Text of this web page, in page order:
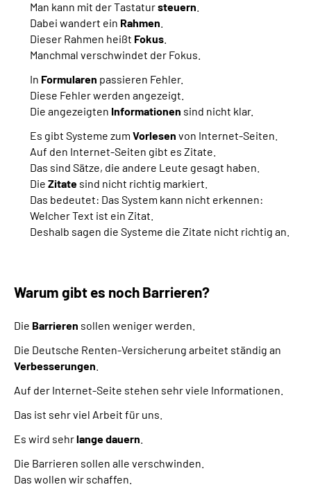
Man kann mit der Tastatursteuern
Dabei wandert ein Rahmen
Dieser Rahmen heißt Fokus
Manchmal verschwindet der Fokus.
In Formularen passieren Fehler.
Diese Fehler werden angezeigt.
Die angezeigten Informationen sind nicht klar.
Es gibt Systeme zum Vorlesen von Internet-Seiten.
Auf den Internet-Seiten gibt es Zitate.
Das sind Sätze, die andere Leute gesagt haben.
Die Zitate sind nicht richtig markiert.
Das bedeutet: Das System kann nicht erkennen:
Welcher Text ist ein Zitat.
Deshalb sagen die Systeme die Zitate nicht richtig an.
Warum gibt es noch Barrieren?
Die Barrieren sollen weniger werden.
Die Deutsche Renten-Versicherung arbeitet ständig an
Verbesserungen
Auf der Internet-Seite stehen sehr viele Informationen.
Das ist sehr viel Arbeit für uns.
Es wird sehrlange dauern
Die Barrieren sollen alle verschwinden.
Das wollen wir schaffen.